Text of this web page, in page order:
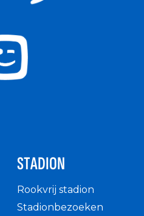
STADION
Rookvrij stadion
Stadionbezoeken